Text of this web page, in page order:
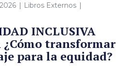
Libros Externos
INCLUSIVA
¿Cómo transformar
para la equidad?